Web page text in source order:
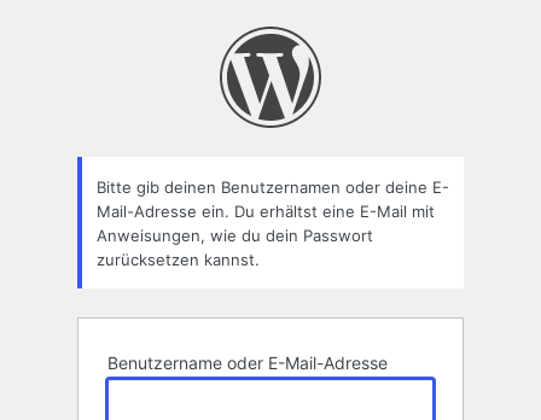
Bitte gib deinen Benutzernamen oder deine E-
Mail-Adresse ein. Du erhältst eine E-Mail mit
Anweisungen, wie du dein Passwort
zurücksetzen kannst.
Benutzername oder E-Mail-Adresse